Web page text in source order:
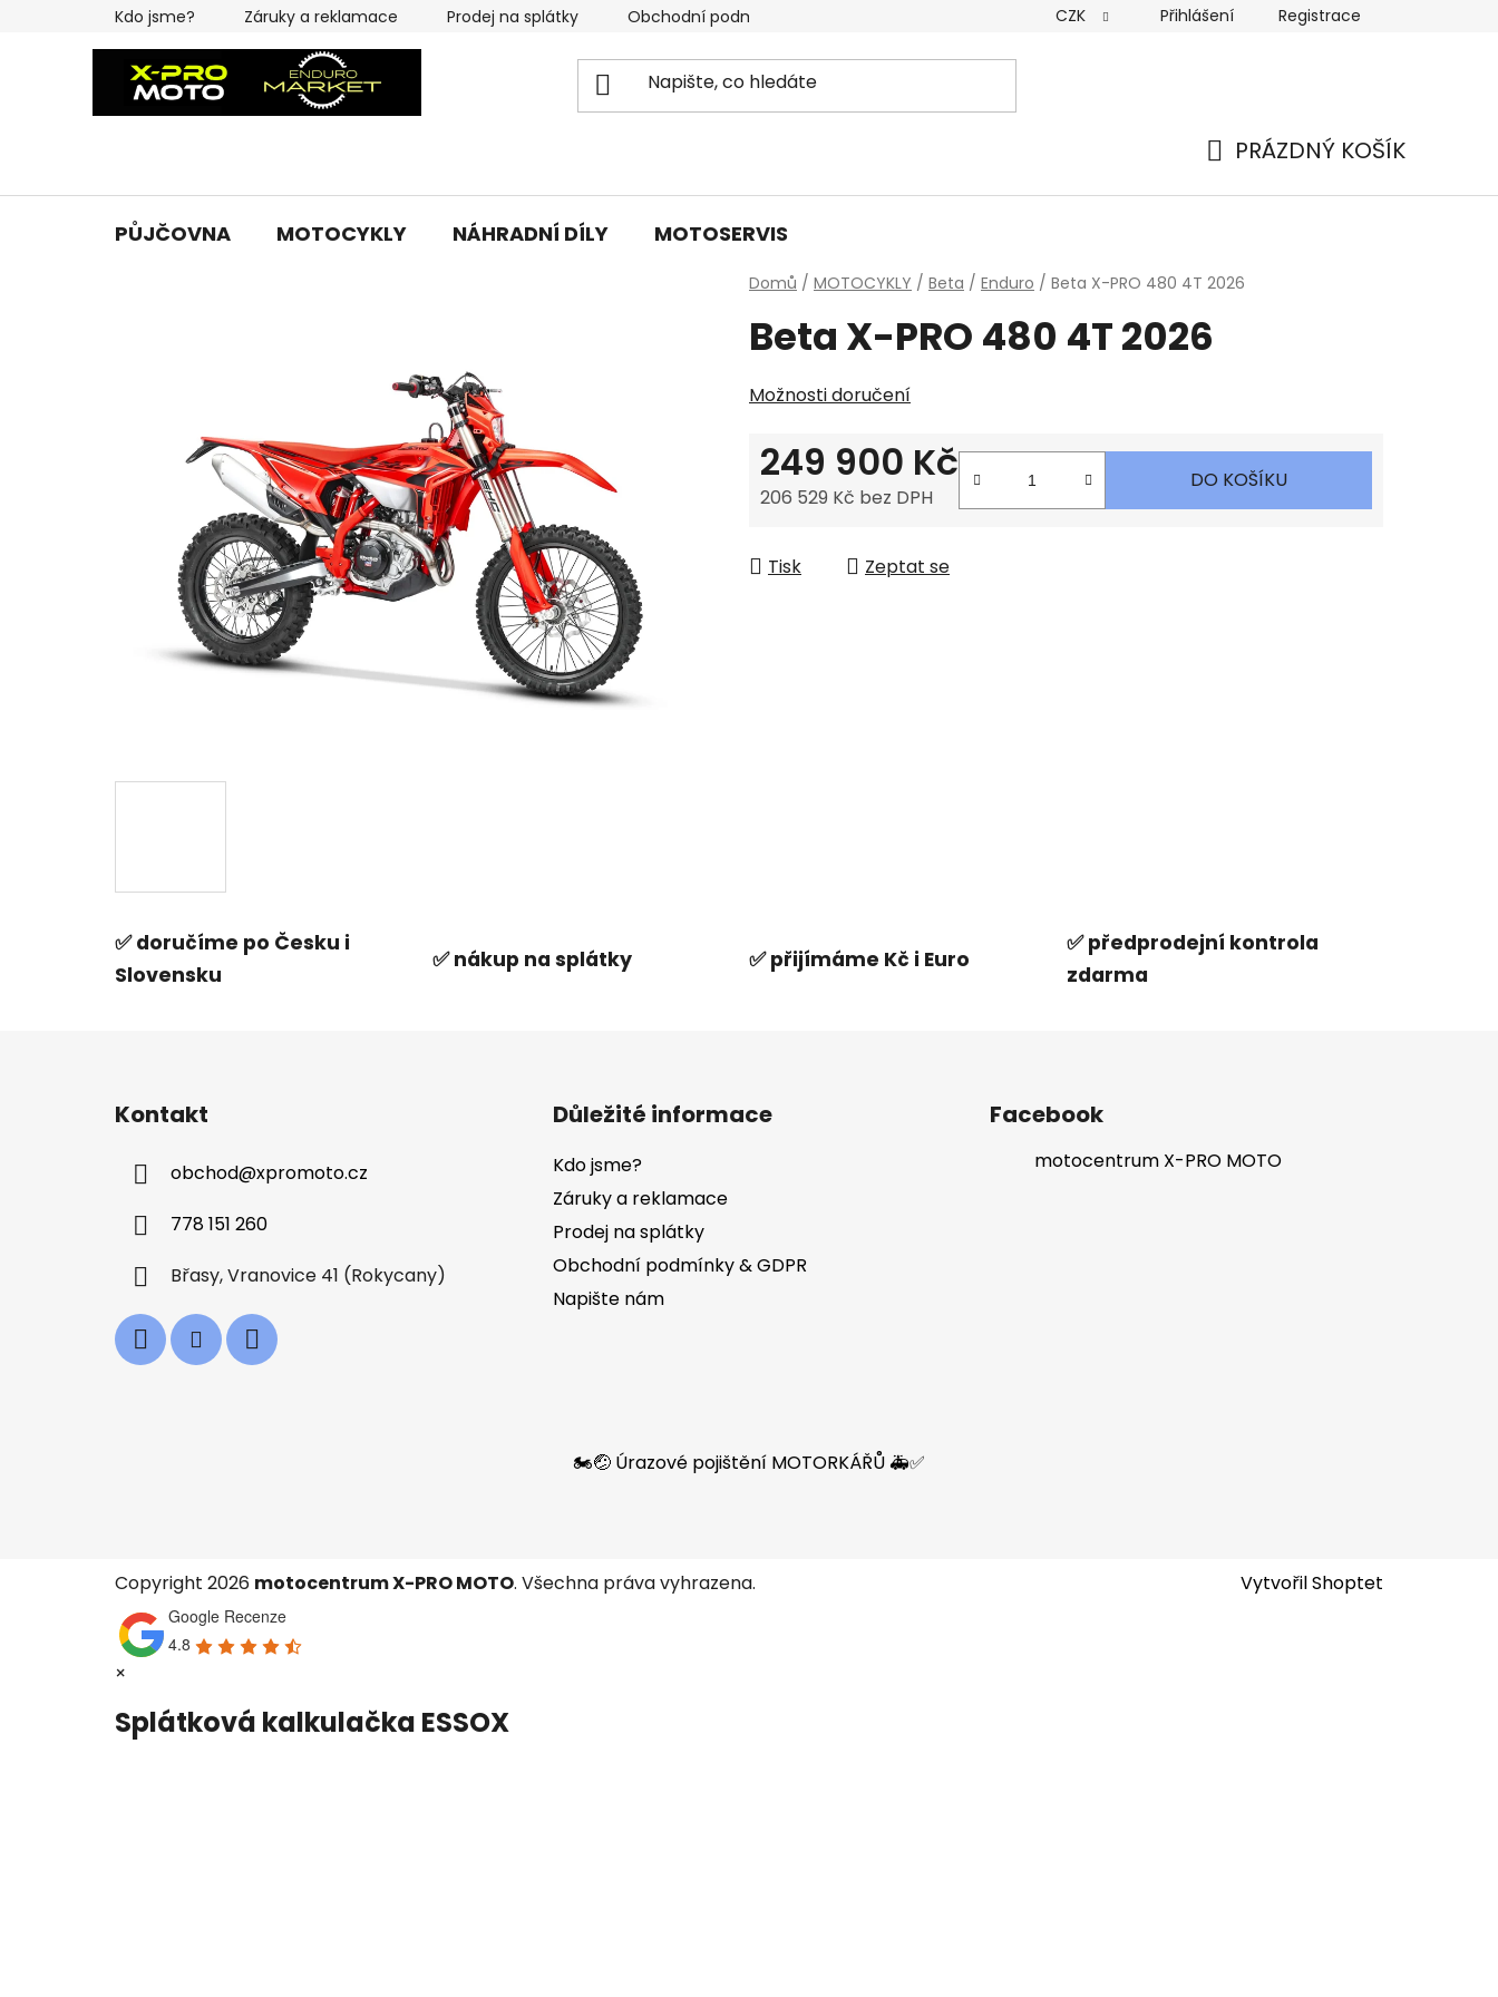
Kdo jsme? Záruky a reklamace Prodej na splátky Obchodní podmínky & GDPR CZK Přihlášení Registrace
PRÁZDNÝ KOŠÍK
PŮJČOVNA MOTOCYKLY NÁHRADNÍ DÍLY MOTOSERVIS
Domů / MOTOCYKLY / Beta / Enduro / Beta X-PRO 480 4T 2026
Beta X-PRO 480 4T 2026
Možnosti doručení
249 900 Kč
206 529 Kč bez DPH
DO KOŠÍKU
Tisk Zeptat se
✅ doručíme po Česku i
Slovensku
✅ nákup na splátky ✅ přijímáme Kč i Euro
✅ předprodejní kontrola
zdarma
Kontakt
obchod@xpromoto.cz
778 151 260
Břasy, Vranovice 41 (Rokycany)
Důležité informace
Kdo jsme?
Záruky a reklamace
Prodej na splátky
Obchodní podmínky & GDPR
Napište nám
Facebook
motocentrum X-PRO MOTO
🏍️🤕 Úrazové pojištění MOTORKÁŘŮ 🚑✅
Vytvořil Shoptet
Copyright 2026 motocentrum X-PRO MOTO. Všechna práva vyhrazena.
Google Recenze
4.8
×
Splátková kalkulačka ESSOX